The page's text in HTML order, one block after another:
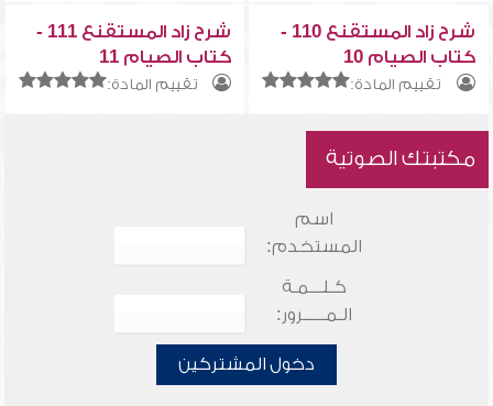
شرح زاد المستقنع 110 -
كتاب الصيام 10
تقييم المادة:
شرح زاد المستقنع 111 -
كتاب الصيام 11
تقييم المادة:
مكتبتك الصوتية
اسم
المستخدم:
كـلـــمـة
الـمـــــرور:
دخول المشتركين